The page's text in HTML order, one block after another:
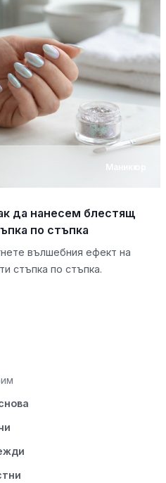
Маникюр
да нанесем блестящ
по стъпка
вълшебния ефект на
стъпка по стъпка.